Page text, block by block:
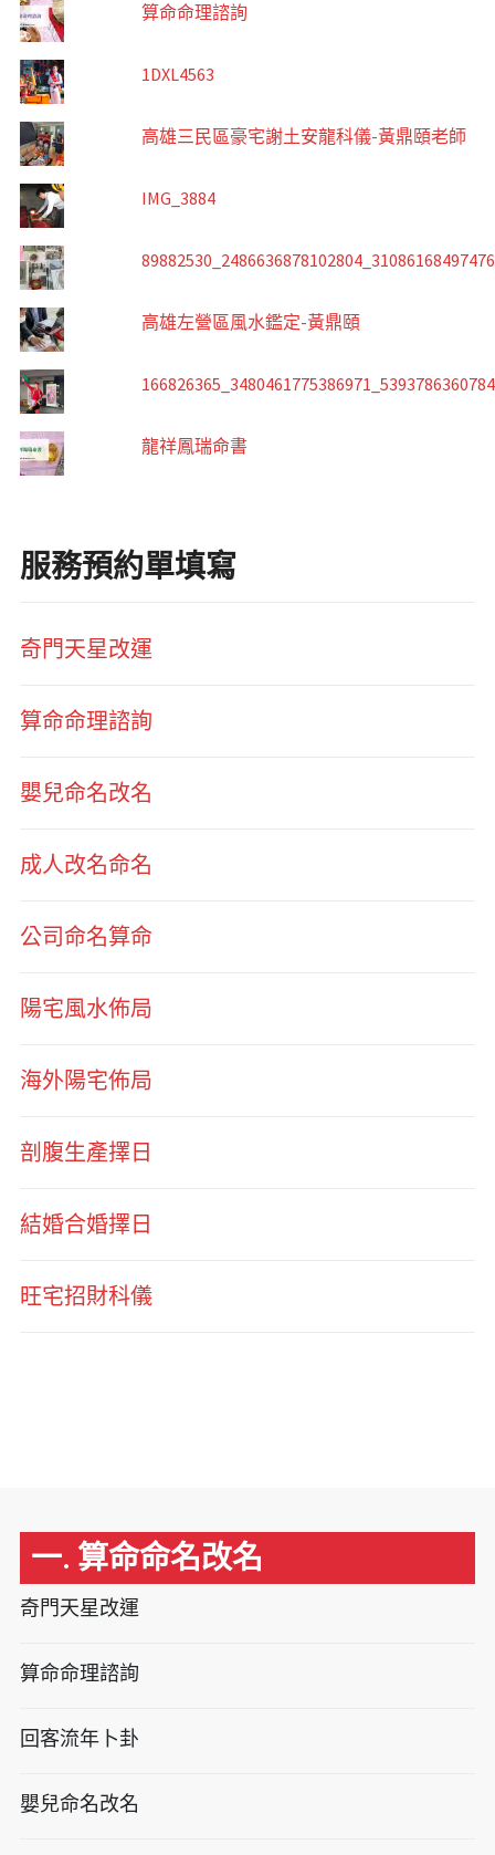
算命命理諮詢
1DXL4563
高雄三民區豪宅謝土安龍科儀-黃鼎頤老師
IMG_3884
高雄左營區風水鑑定-黃鼎頤
龍祥鳳瑞命書
服務預約單填寫
奇門天星改運
算命命理諮詢
嬰兒命名改名
成人改名命名
公司命名算命
陽宅風水佈局
海外陽宅佈局
剖腹生產擇日
結婚合婚擇日
旺宅招財科儀
一. 算命命名改名
奇門天星改運
算命命理諮詢
回客流年卜卦
嬰兒命名改名